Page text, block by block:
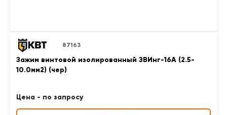
87163
Зажим винтовой изолированный ЗВИнг-16А (2.5-
10.0мм2) (чер)
Цена - по запросу